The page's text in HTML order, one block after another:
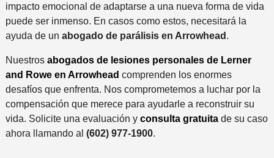
impacto emocional de adaptarse a una nueva forma de vida
puede ser inmenso. En casos como estos, necesitará la
ayuda de un abogado de parálisis en Arrowhead .
Nuestros abogados de lesiones personales de Lerner
and Rowe en Arrowhead comprenden los enormes
desafíos que enfrenta. Nos comprometemos a luchar por la
compensación que merece para ayudarle a reconstruir su
vida. Solicite una evaluación y consulta gratuitade su caso
ahora llamando al (602) 977-1900.